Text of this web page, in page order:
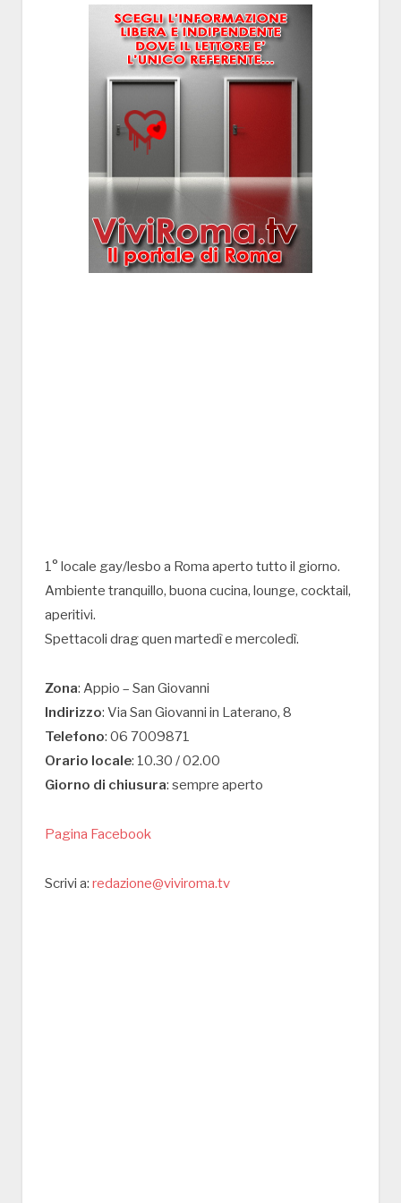
1° locale gay/lesbo a Roma aperto tutto il giorno.
Ambiente tranquillo, buona cucina, lounge, cocktail,
aperitivi.
Spettacoli drag quen martedì e mercoledì.
Zona: Appio – San Giovanni
Indirizzo: Via San Giovanni in Laterano, 8
Telefono: 06 7009871
Orario locale: 10.30 / 02.00
Giorno di chiusura: sempre aperto
Pagina Facebook
Scrivi a: redazione@viviroma.tv